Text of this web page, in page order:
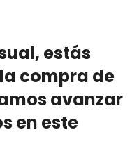
estás
compra de
avanzar
en este